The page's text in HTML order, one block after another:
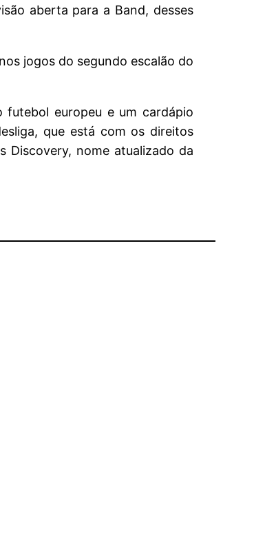
aberta para a Band, desses
jogos do segundo escalão do
europeu e um cardápio
que está com os direitos
Discovery, nome atualizado da